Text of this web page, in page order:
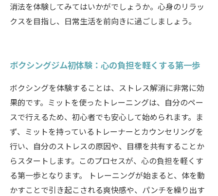
消法を体験してみてはいかがでしょうか。心身のリラッ
クスを目指し、日常生活を前向きに過ごしましょう。
ボクシングジム初体験：心の負担を軽くする第一歩
ボクシングを体験することは、ストレス解消に非常に効
果的です。ミットを使ったトレーニングは、自分のペー
スで行えるため、初心者でも安心して始められます。ま
ず、ミットを持っているトレーナーとカウンセリングを
行い、自分のストレスの原因や、目標を共有することか
らスタートします。このプロセスが、心の負担を軽くす
る第一歩となります。 トレーニングが始まると、体を動
かすことで引き起こされる爽快感や、パンチを繰り出す